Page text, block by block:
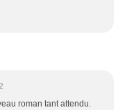
roman tant attendu.